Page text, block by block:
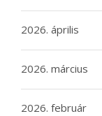
2026. április
2026. március
2026. február